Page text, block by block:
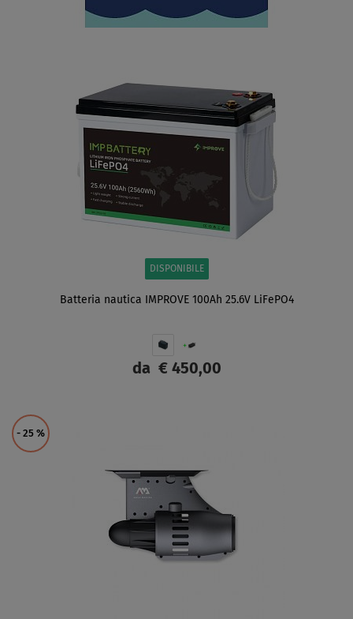
DISPONIBILE
Batteria nautica IMPROVE 100Ah 25.6V LiFePO4
da € 450,00
- 25 %